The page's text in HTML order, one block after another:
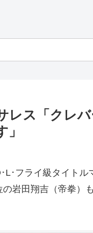
レス「クレ
フライ級タイトル
岩田翔吉（帝拳）